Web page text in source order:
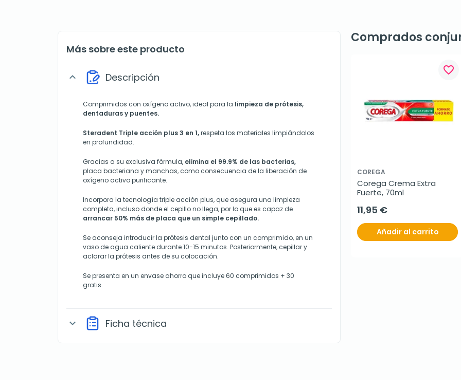
Más sobre este producto
expand_more Descripción
Comprimidos con oxígeno activo, ideal para la limpieza de prótesis,
dentaduras y puentes.
Steradent Triple acción plus 3 en 1,respeta los materiales limpiándolos
en profundidad.
Gracias a su exclusiva fórmula, elimina el 99.9% de las bacterias,
placa bacteriana y manchas, como consecuencia de la liberación de
oxígeno activo purificante.
Incorpora la tecnología triple acción plus, que asegura una limpieza
completa, incluso donde el cepillo no llega, por lo que es capaz de
arrancar 50% más de placa que un simple cepillado.
Se aconseja introducir la prótesis dental junto con un comprimido, en un
vaso de agua caliente durante 10-15 minutos. Posteriormente, cepillar y
aclarar la prótesis antes de su colocación.
Se presenta en un envase ahorro que incluye 60 comprimidos + 30
gratis.
expand_more Ficha técnica
Comprados
favorite_border
COREGA
Corega Crema Extra
Fuerte, 70ml
11,95 €
Añadir al carrito